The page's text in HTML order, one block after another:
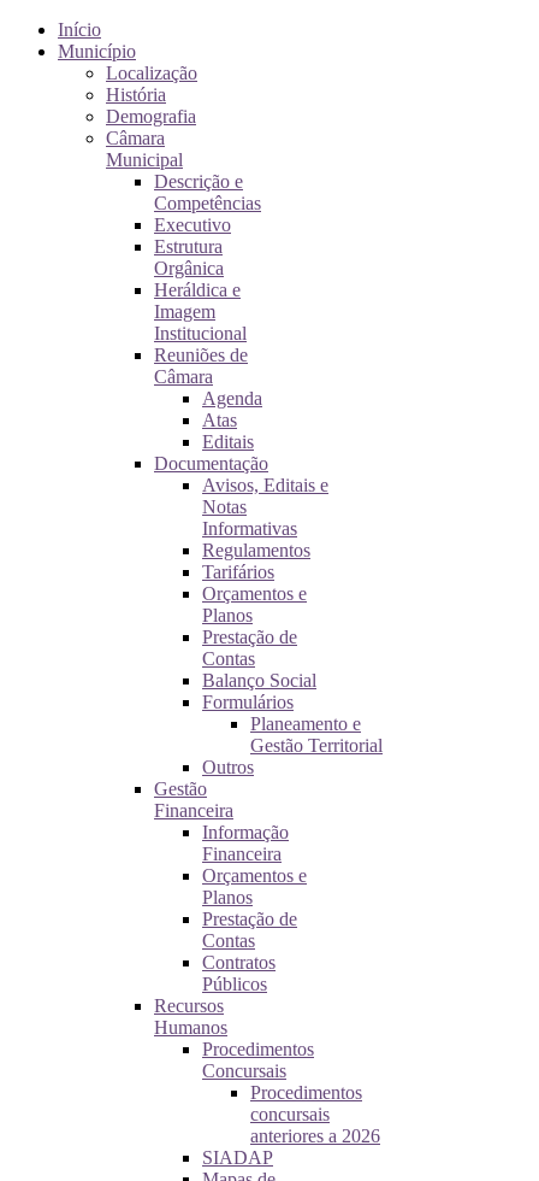
Início
Município
Localização
História
Demografia
Câmara
Municipal
Descrição e
Competências
Executivo
Estrutura
Orgânica
Heráldica e
Imagem
Institucional
Reuniões de
Câmara
Agenda
Atas
Editais
Documentação
Avisos, Editais e
Notas
Informativas
Regulamentos
Tarifários
Orçamentos e
Planos
Prestação de
Contas
Balanço Social
Formulários
Planeamento e
Gestão Territorial
Outros
Gestão
Financeira
Informação
Financeira
Orçamentos e
Planos
Prestação de
Contas
Contratos
Públicos
Recursos
Humanos
Procedimentos
Concursais
Procedimentos
concursais
anteriores a 2026
SIADAP